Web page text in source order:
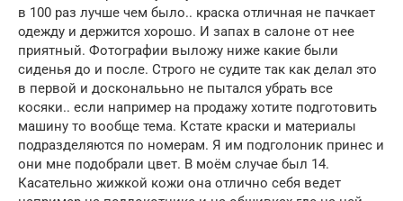
в 100 раз лучше чем было.. краска отличная не пачкает
одежду и держится хорошо. И запах в салоне от нее
приятный. Фотографии выложу ниже какие были
сиденья до и после. Строго не судите так как делал это
в первой и доскональьно не пытался убрать все
косяки.. если например на продажу хотите подготовить
машину то вообще тема. Кстате краски и материалы
подразделяются по номерам. Я им подголоник принес и
они мне подобрали цвет. В моём случае был 14.
Касательно жижкой кожи она отлично себя ведет